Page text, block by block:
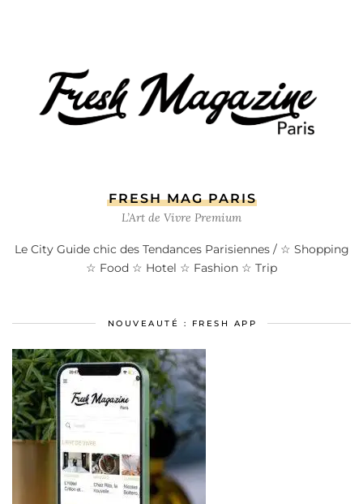
FRESH MAG PARIS
L’Art de Vivre Premium
Le City Guide chic des Tendances Parisiennes / ☆ Shopping
☆ Food ☆ Hotel ☆ Fashion ☆ Trip
NOUVEAUTÉ : FRESH APP